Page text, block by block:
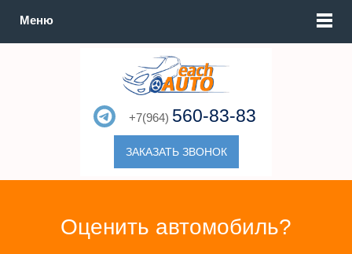
+7(964) 560-83-83
ЗАКАЗАТЬ ЗВОНОК
Меню
Оценить автомобиль?